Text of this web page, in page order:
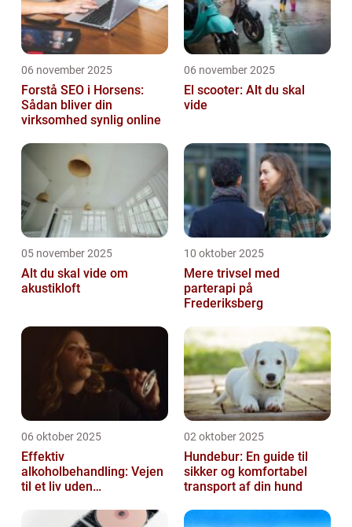
06 november 2025
Forstå SEO i Horsens:
Sådan bliver din
virksomhed synlig online
06 november 2025
El scooter: Alt du skal
vide
05 november 2025
Alt du skal vide om
akustikloft
10 oktober 2025
Mere trivsel med
parterapi på
Frederiksberg
06 oktober 2025
Effektiv
alkoholbehandling: Vejen
til et liv uden
02 oktober 2025
Hundebur: En guide til
sikker og komfortabel
transport af din hund